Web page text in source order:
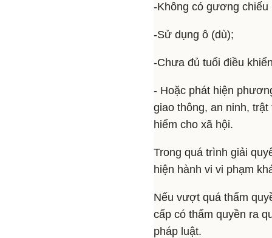
-Không có gương chiếu
-Sử dụng ô (dù);
-Chưa đủ tuổi điều
- Hoặc phát hiện
giao thông, an ninh,
hiểm cho xã hội.
Trong quá trình giải
hiện hành vi vi phạm
Nếu vượt quá thẩm
cấp có thẩm quyền ra
pháp luật.